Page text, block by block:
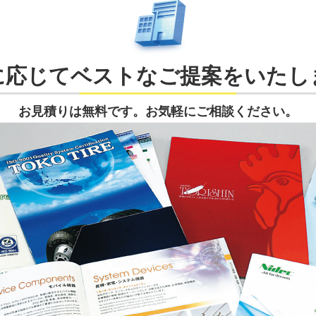
じてベストなご提案をいた
お見積りは無料です。お気軽にご相談ください。